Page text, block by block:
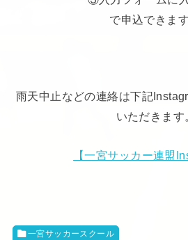
で申込できます
雨天中止などの連絡は下記
いただきます
【一宮サッカー連盟
一宮サッカースクール